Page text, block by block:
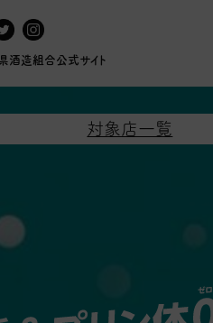
酒造組合公式サイト
対象店一覧